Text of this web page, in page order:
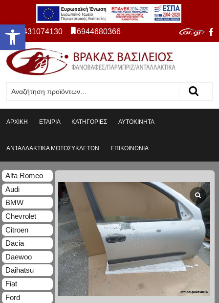
Ανοίξτε τη γραμμή εργαλείων 2431074130 6944680366
ΑΡΧΙΚΗ ΕΤΑΙΡΙΑ ΚΑΤΗΓΟΡΙΕΣ ΑΥΤΟΚΙΝΗΤΑ
ΑΝΤΑΛΛΑΚΤΙΚΑ ΜΟΤΟΣΥΚΛΕΤΩΝ ΕΠΙΚΟΙΝΩΝΙΑ
Alfa Romeo
Audi
BMW
Chevrolet
Citroen
Dacia
Daewoo
Daihatsu
Fiat
Ford